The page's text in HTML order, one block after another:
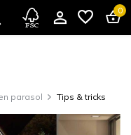
0
parasol Tips & tricks